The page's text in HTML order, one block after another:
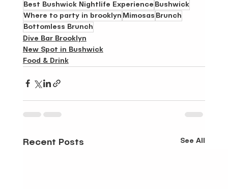
Best Bushwick Nightlife Experience Bushwick
Where to party in brooklyn Mimosas Brunch
Bottomless Brunch
Dive Bar Brooklyn
New Spot in Bushwick
Food & Drink
Recent Posts See All